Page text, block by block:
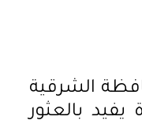
الشرقية
بالعثور